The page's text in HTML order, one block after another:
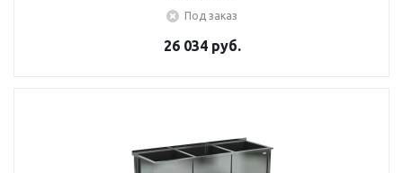
Под заказ
26 034 руб.